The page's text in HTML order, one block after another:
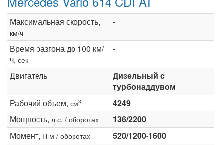
Максимальная скорость,
км/ч
-
Время разгона до 100 км/
ч, сек
-
Двигатель
Дизельный c
турбонаддувом
Рабочий объем, см3
4249
Мощность, л.с. / оборотах
136/2200
Момент, Н·м / оборотах
520/1200-1600